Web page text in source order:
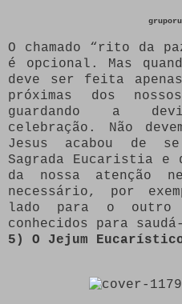
O chamado “rito da
é opcional. Mas
deve ser feita
próximas dos
guardando a
celebração. Não
Jesus acabou de
Sagrada Eucaristia e
da nossa atenção
necessário, por
lado para o outro
conhecidos para
5) O Jejum